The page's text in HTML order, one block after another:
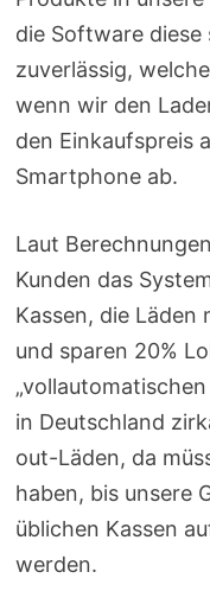
die Software
zuverlässig,
wenn wir den
den Einkaufspreis
Smartphone ab.
Laut
Kunden das
Kassen, die Läden
und sparen 20%
in Deutschland
out-Läden, da
haben, bis unsere
üblichen Kassen
werden.